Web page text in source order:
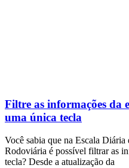
Filtre as informações da
uma única tecla
Você sabia que na Escala
Rodoviária é possível filtrar as
tecla? Desde a atualização da